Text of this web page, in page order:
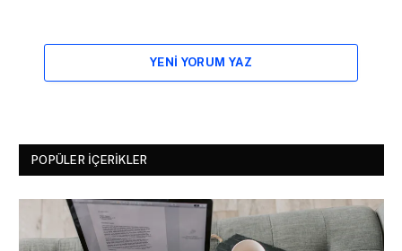
YENI YORUM YAZ
POPÜLER İÇERIKLER